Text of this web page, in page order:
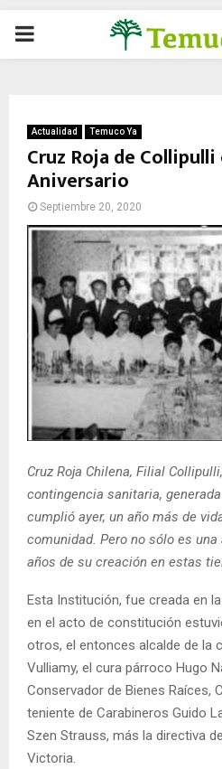
P
M
A
Y
M
N
U
Actualidad Temuco Ya
Cruz Roja de Collipulli
Aniversario
Septiembre 20, 2020
Cruz Roja Chilena, Filial
contingencia sanitaria,
cumplió ayer, un año más de
comunidad. Pero no sólo es
años de su creación en estas
Esta Institución, fue creada en
en el acto de constitución
otros, el entonces alcalde de la
Vulliamy, el cura párroco Hugo
Conservador de Bienes Raíces,
teniente de Carabineros Guido
Szen Strauss, más la directiva
Victoria.